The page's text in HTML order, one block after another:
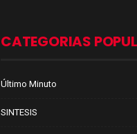
CATEGORIAS
Último Minuto
SINTESIS